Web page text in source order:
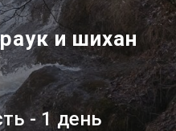
и шихан
- 1 день